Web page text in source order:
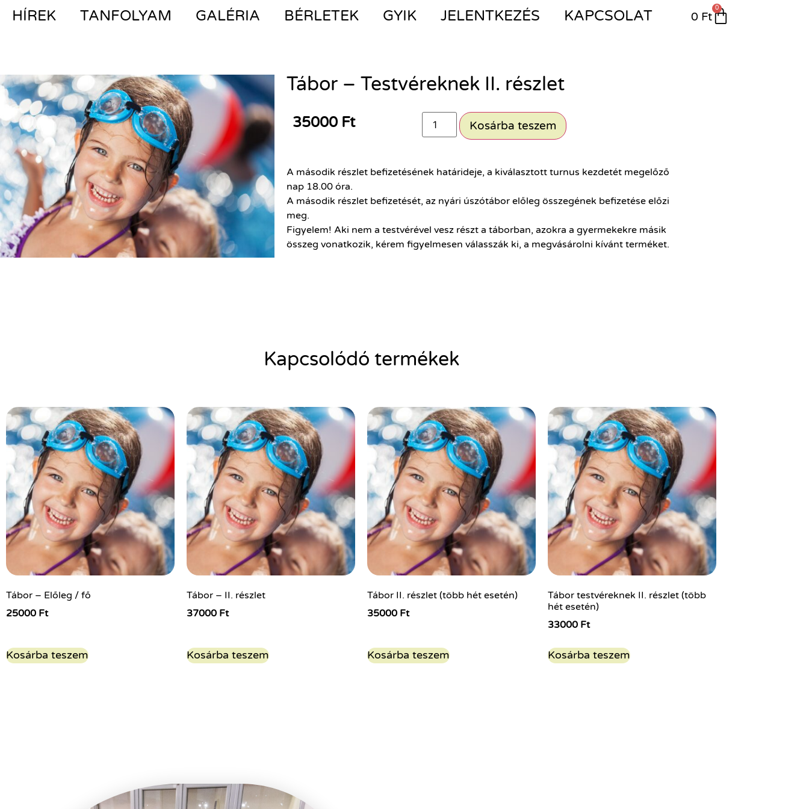
HÍREK TANFOLYAM GALÉRIA BÉRLETEK GYIK JELENTKEZÉS KAPCSOLAT 0 Ft
0
Tábor – Testvéreknek II. részlet
35000 Ft Kosárba teszem
A második részlet befizetésének határideje, a kiválasztott turnus kezdetét megelőző
nap 18.00 óra.
A második részlet befizetését, az nyári úszótábor előleg összegének befizetése előzi
meg.
Figyelem! Aki nem a testvérével vesz részt a táborban, azokra a gyermekekre másik
összeg vonatkozik, kérem figyelmesen válasszák ki, a megvásárolni kívánt terméket.
Kapcsolódó termékek
Tábor – Előleg / fő
25000 Ft
Kosárba teszem
Tábor – II. részlet
37000 Ft
Kosárba teszem
Tábor II. részlet (több hét esetén)
35000 Ft
Kosárba teszem
Tábor testvéreknek II. részlet (több
hét esetén)
33000 Ft
Kosárba teszem